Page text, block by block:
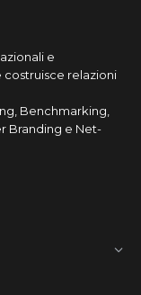
e
relazioni
Benchmarking,
Branding e Net-